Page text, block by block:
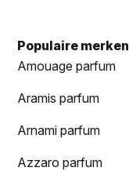
Populaire merken
Amouage parfum
Aramis parfum
Arnami parfum
Azzaro parfum